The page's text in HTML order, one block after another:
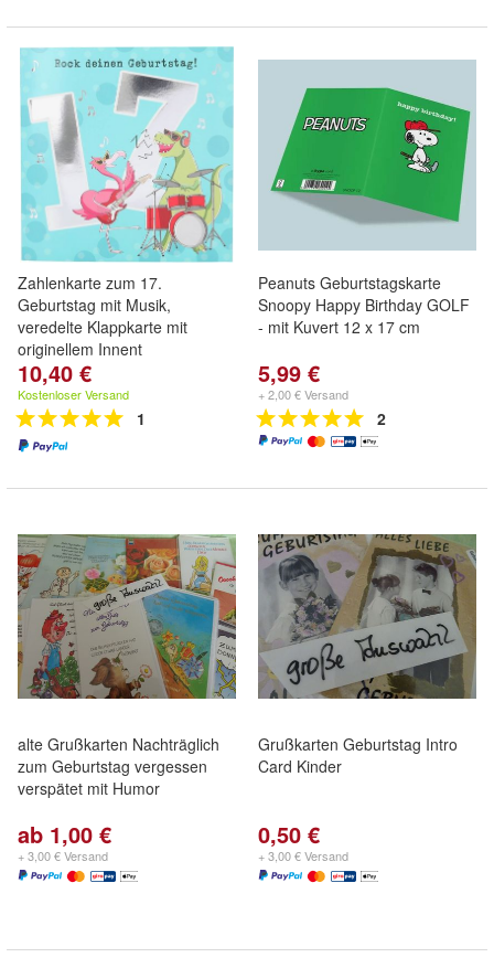
Zahlenkarte zum 17.
Geburtstag mit Musik,
veredelte Klappkarte mit
originellem Innent
10,40 €
Kostenloser Versand
1
Peanuts Geburtstagskarte
Snoopy Happy Birthday GOLF
- mit Kuvert 12 x 17 cm
5,99 €
+ 2,00 € Versand
2
alte Grußkarten Nachträglich
zum Geburtstag vergessen
verspätet mit Humor
ab 1,00 €
+ 3,00 € Versand
Grußkarten Geburtstag Intro
Card Kinder
0,50 €
+ 3,00 € Versand